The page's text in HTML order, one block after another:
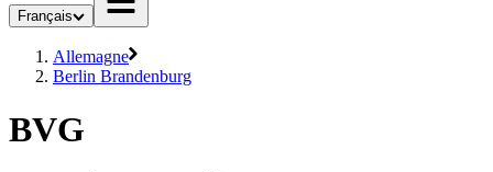
Français
Allemagne
Berlin Brandenburg
BVG